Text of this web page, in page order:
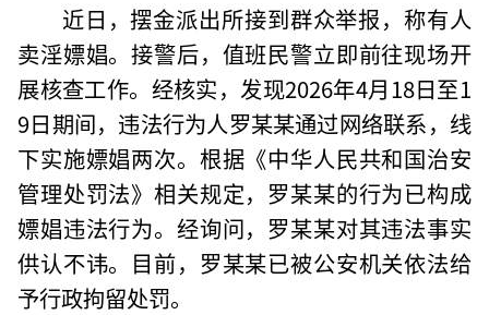
近日，摆金派出所接到群众举报，称有人
卖淫嫖娼。接警后，值班民警立即前往现场开
展核查工作。经核实，发现2026年4月18日至1
9日期间，违法行为人罗某某通过网络联系，线
下实施嫖娼两次。根据《中华人民共和国治安
管理处罚法》相关规定，罗某某的行为已构成
嫖娼违法行为。经询问，罗某某对其违法事实
供认不讳。目前，罗某某已被公安机关依法给
予行政拘留处罚。